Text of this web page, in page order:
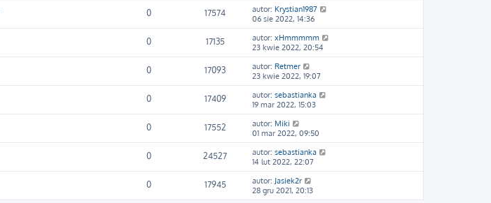
0 17574 autor: Krystian1987
06 sie 2022, 14:36
0 17135 autor: xHmmmmm
23 kwie 2022, 20:54
0 17093 autor: Retmer
23 kwie 2022, 19:07
0 17409 autor: sebastianka
19 mar 2022, 15:03
0 17552 autor: Miki
01 mar 2022, 09:50
0 24527 autor: sebastianka
14 lut 2022, 22:07
0 17945 autor: Jasiek2r
28 gru 2021, 20:13